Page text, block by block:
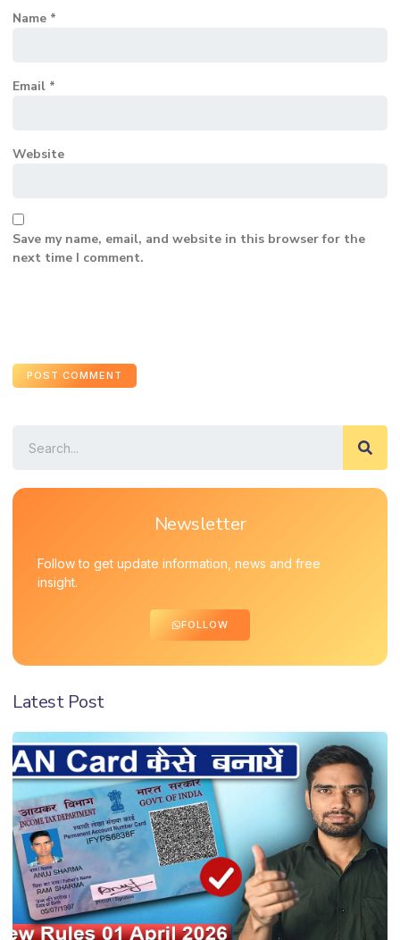
Name *
Email *
Website
Save my name, email, and website in this browser for the
next time I comment.
Newsletter
Follow to get update information, news and free
insight.
FOLLOW
Latest Post